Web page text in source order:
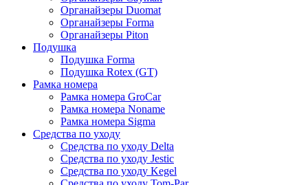
Органайзеры Duomat
Органайзеры Forma
Органайзеры Piton
Подушка
Подушка Forma
Подушка Rotex (GT)
Рамка номера
Рамка номера GroCar
Рамка номера Noname
Рамка номера Sigma
Средства по уходу
Средства по уходу Delta
Средства по уходу Jestic
Средства по уходу Kegel